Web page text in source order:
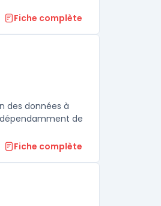
Fiche complète
des données à
de
Fiche complète